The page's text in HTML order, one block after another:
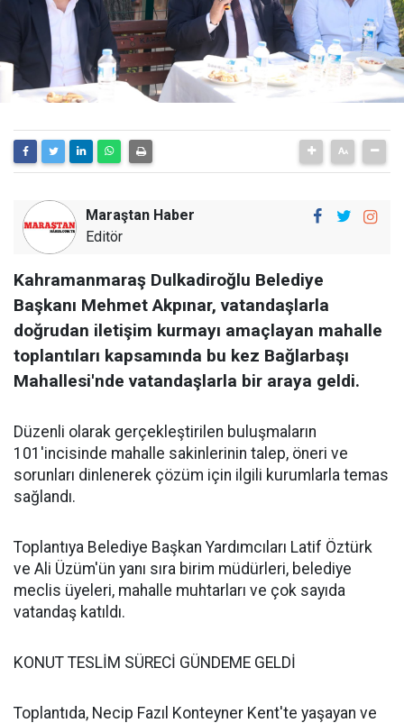
Maraştan Haber
Editör
Kahramanmaraş Dulkadiroğlu Belediye
Başkanı Mehmet Akpınar, vatandaşlarla
doğrudan iletişim kurmayı amaçlayan mahalle
toplantıları kapsamında bu kez Bağlarbaşı
Mahallesi'nde vatandaşlarla bir araya geldi.
Düzenli olarak gerçekleştirilen buluşmaların
101'incisinde mahalle sakinlerinin talep, öneri ve
sorunları dinlenerek çözüm için ilgili kurumlarla temas
sağlandı.
Toplantıya Belediye Başkan Yardımcıları Latif Öztürk
ve Ali Üzüm'ün yanı sıra birim müdürleri, belediye
meclis üyeleri, mahalle muhtarları ve çok sayıda
vatandaş katıldı.
KONUT TESLİM SÜRECİ GÜNDEME GELDİ
Toplantıda, Necip Fazıl Konteyner Kent'te yaşayan ve